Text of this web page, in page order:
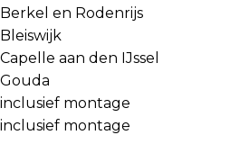
en Rodenrijs
aan den IJssel
montage
montage